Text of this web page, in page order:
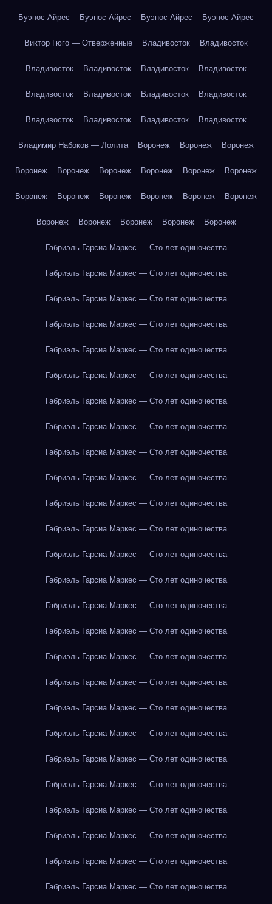
Буэнос-Айрес Буэнос-Айрес Буэнос-Айрес Буэнос-Айрес
Виктор Гюго — Отверженные Владивосток Владивосток
Владивосток Владивосток Владивосток Владивосток
Владивосток Владивосток Владивосток Владивосток
Владивосток Владивосток Владивосток Владивосток
Владимир Набоков — Лолита Воронеж Воронеж Воронеж
Воронеж Воронеж Воронеж Воронеж Воронеж Воронеж
Воронеж Воронеж Воронеж Воронеж Воронеж Воронеж
Воронеж Воронеж Воронеж Воронеж Воронеж
Габриэль Гарсиа Маркес — Сто лет одиночества
Габриэль Гарсиа Маркес — Сто лет одиночества
Габриэль Гарсиа Маркес — Сто лет одиночества
Габриэль Гарсиа Маркес — Сто лет одиночества
Габриэль Гарсиа Маркес — Сто лет одиночества
Габриэль Гарсиа Маркес — Сто лет одиночества
Габриэль Гарсиа Маркес — Сто лет одиночества
Габриэль Гарсиа Маркес — Сто лет одиночества
Габриэль Гарсиа Маркес — Сто лет одиночества
Габриэль Гарсиа Маркес — Сто лет одиночества
Габриэль Гарсиа Маркес — Сто лет одиночества
Габриэль Гарсиа Маркес — Сто лет одиночества
Габриэль Гарсиа Маркес — Сто лет одиночества
Габриэль Гарсиа Маркес — Сто лет одиночества
Габриэль Гарсиа Маркес — Сто лет одиночества
Габриэль Гарсиа Маркес — Сто лет одиночества
Габриэль Гарсиа Маркес — Сто лет одиночества
Габриэль Гарсиа Маркес — Сто лет одиночества
Габриэль Гарсиа Маркес — Сто лет одиночества
Габриэль Гарсиа Маркес — Сто лет одиночества
Габриэль Гарсиа Маркес — Сто лет одиночества
Габриэль Гарсиа Маркес — Сто лет одиночества
Габриэль Гарсиа Маркес — Сто лет одиночества
Габриэль Гарсиа Маркес — Сто лет одиночества
Габриэль Гарсиа Маркес — Сто лет одиночества
Габриэль Гарсиа Маркес — Сто лет одиночества